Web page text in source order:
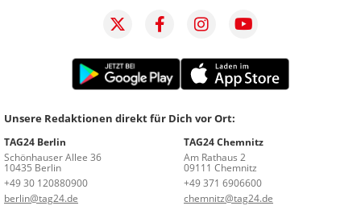
Unsere Redaktionen direkt für Dich vor Ort:
TAG24 Berlin
Schönhauser Allee 36
10435 Berlin
+49 30 120880900
berlin@tag24.de
TAG24 Chemnitz
Am Rathaus 2
09111 Chemnitz
+49 371 6906600
chemnitz@tag24.de